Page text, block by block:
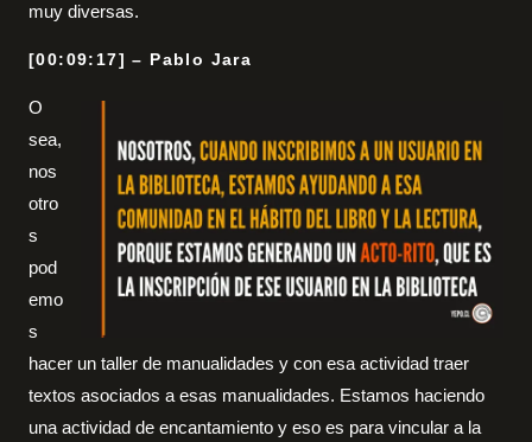
muy diversas.
[00:09:17] – Pablo Jara
O
sea,
nos
otro
s
pod
emo
s
hacer un taller de manualidades y con esa actividad traer
textos asociados a esas manualidades. Estamos haciendo
una actividad de encantamiento y eso es para vincular a la